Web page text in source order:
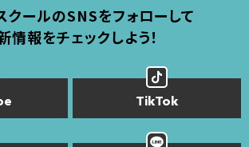
ールのSNSをフォローして
情報をチェックしよう！
TikTok